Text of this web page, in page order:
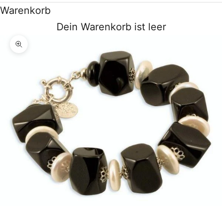
Warenkorb
Dein Warenkorb ist leer
Bild vergrößern